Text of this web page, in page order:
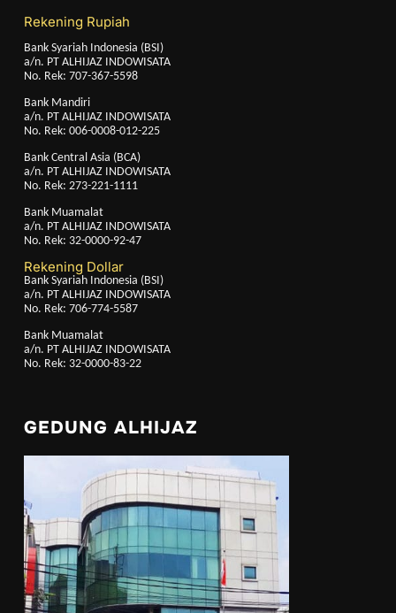
Rekening Rupiah
Bank Syariah Indonesia (BSI)
a/n. PT ALHIJAZ INDOWISATA
No. Rek: 707-367-5598
Bank Mandiri
a/n. PT ALHIJAZ INDOWISATA
No. Rek: 006-0008-012-225
Bank Central Asia (BCA)
a/n. PT ALHIJAZ INDOWISATA
No. Rek: 273-221-1111
Bank Muamalat
a/n. PT ALHIJAZ INDOWISATA
No. Rek: 32-0000-92-47
Rekening Dollar
Bank Syariah Indonesia (BSI)
a/n. PT ALHIJAZ INDOWISATA
No. Rek: 706-774-5587
Bank Muamalat
a/n. PT ALHIJAZ INDOWISATA
No. Rek: 32-0000-83-22
GEDUNG ALHIJAZ